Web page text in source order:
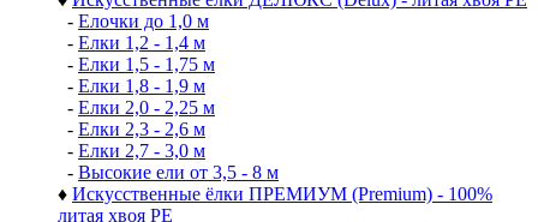
- Елочки до 1,0 м
- Елки 1,2 - 1,4 м
- Елки 1,5 - 1,75 м
- Елки 1,8 - 1,9 м
- Елки 2,0 - 2,25 м
- Елки 2,3 - 2,6 м
- Елки 2,7 - 3,0 м
- Высокие ели от 3,5 - 8 м
♦ Искусственные ёлки ПРЕМИУМ (Premium) - 100%
литая хвоя РЕ